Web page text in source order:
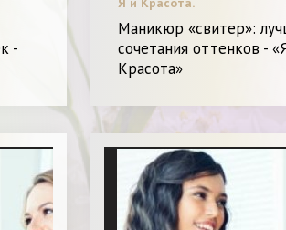
-
Маникюр «свитер»:
сочетания оттенков -
Красота»